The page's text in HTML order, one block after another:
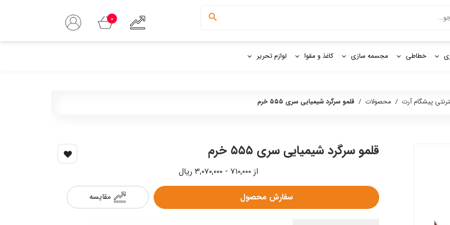
0
خطاطی مجسمه سازی کاغذ و مقوا لوازم تحریر
پیشگام آرت / محصولات / قلمو سرگرد شیمیایی سری ۵۵۵ خرم
قلمو سرگرد شیمیایی سری ۵۵۵ خرم
از ۷۱۰,۰۰۰ - ۳,۰۷۰,۰۰۰ ریال
سفارش محصول مقایسه